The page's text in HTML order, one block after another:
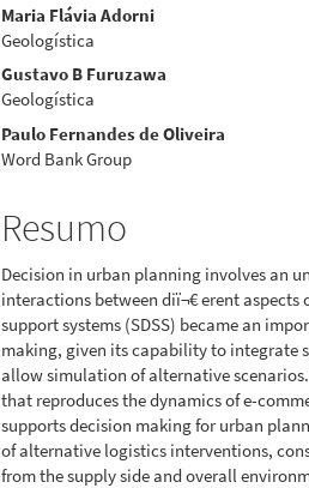
principal
Maria Flávia Adorni
Geologística
Gustavo B Furuzawa
Geologística
Paulo Fernandes de Oliveira
Word Bank Group
Resumo
Decision in urban planning involves an
interactions between diï¬€ erent aspects
support systems (SDSS) became an
making, given its capability to integrate
allow simulation of alternative
that reproduces the dynamics of e-
supports decision making for urban
of alternative logistics interventions,
from the supply side and overall